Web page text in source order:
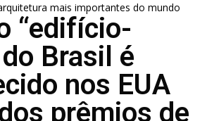
mais importantes do mundo
“edifício-
Brasil é
nos EUA
prêmios de